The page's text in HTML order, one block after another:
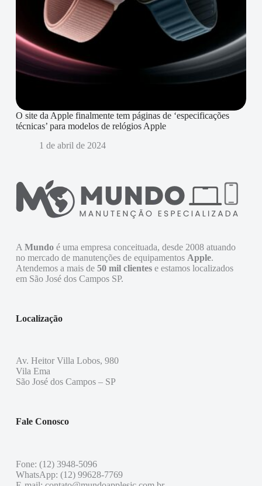
O site da Apple finalmente tem páginas de ‘especificações
técnicas’ para modelos de relógios Apple
1 de abril de 2024
A Mundoé uma empresa conceituada, desde 2008 atuando
no mercado de manutenções de equipamentos Apple.
Atendemos a mais de 50 mil clientese estamos localizados
em São José dos Campos SP.
Localização
Av. Heitor Villa Lobos, 980
Vila Ema
São José dos Campos – SP
Fale Conosco
Fone: (12) 3948-5096
WhatsApp: (12) 99628-7769